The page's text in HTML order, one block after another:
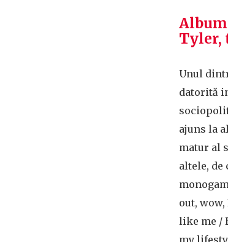
Tyler,
Unul
datorită
ajuns la
matur al
altele,
out,
like me /
my